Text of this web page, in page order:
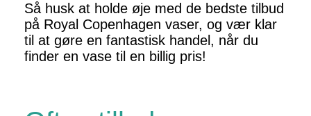
Så husk at holde øje med de bedste tilbud
på Royal Copenhagen vaser, og vær klar
til at gøre en fantastisk handel, når du
finder en vase til en billig pris!